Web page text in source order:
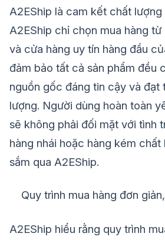
A2EShip là cam kết chất lượng
A2EShip chỉ chọn mua hàng
và cửa hàng uy tín hàng đầu
đảm bảo tất cả sản phẩm đều
nguồn gốc đáng tin cậy và đạt
lượng. Người dùng hoàn toàn
sẽ không phải đối mặt với tình
hàng nhái hoặc hàng kém chất
sắm qua A2EShip.
Quy trình mua hàng đơn
A2EShip hiểu rằng quy trình